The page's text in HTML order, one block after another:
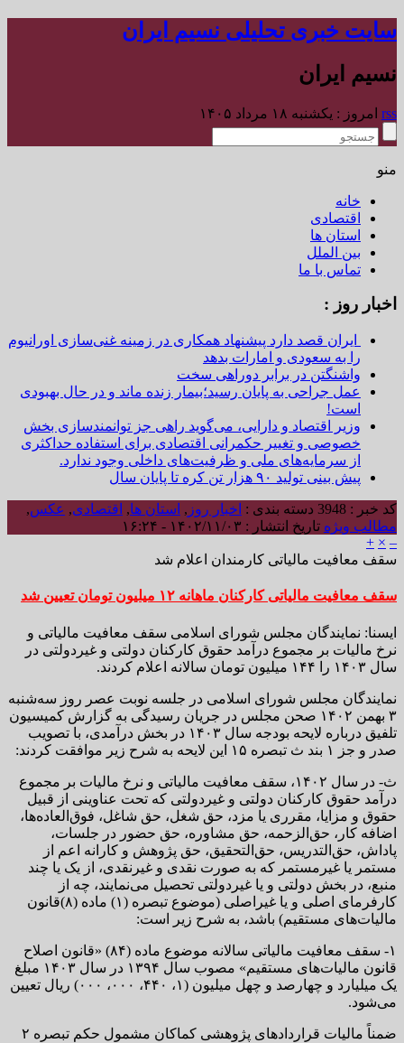
سایت خبری تحلیلی نسیم ایران
نسیم ایران
rss امروز : یکشنبه ۱۸ مرداد ۱۴۰۵
منو
خانه
اقتصادی
استان ها
بین الملل
تماس با ما
اخبار روز :
ایران قصد دارد پیشنهاد همکاری در زمینه غنی‌سازی اورانیوم
را به سعودی و امارات بدهد
واشنگتن در برابر دوراهی سخت
عمل جراحی به پایان رسید؛بیمار زنده ماند و در حال بهبودی
است!
وزیر اقتصاد و دارایی، می‌گوید راهی جز توانمندسازی بخش
خصوصی و تغییر حکمرانی اقتصادی برای استفاده حداکثری
از سرمایه‌های ملی و ظرفیت‌های داخلی وجود ندارد.
پیش بینی تولید ۹۰ هزار تن کره تا پایان سال
کد خبر : 3948 دسته بندی : اخبار روز , استان ها, اقتصادی, عکس,
مطالب ویژه تاریخ انتشار : ۱۴۰۲/۱۱/۰۳ - ۱۶:۲۴
–
×
+
سقف معافیت مالیاتی کارمندان اعلام شد
سقف معافیت مالیاتی کارکنان ماهانه ۱۲ میلیون تومان تعیین شد
ایسنا: نمایندگان مجلس شورای اسلامی سقف معافیت مالیاتی و
نرخ مالیات بر مجموع درآمد حقوق کارکنان دولتی و غیردولتی در
سال ۱۴۰۳ را ۱۴۴ میلیون تومان سالانه اعلام کردند.
نمایندگان مجلس شورای اسلامی در جلسه نوبت عصر روز سه‌شنبه
۳ بهمن ۱۴۰۲ صحن مجلس در جریان رسیدگی به گزارش کمیسیون
تلفیق درباره لایحه بودجه سال ۱۴۰۳ در بخش درآمدی، با تصویب
صدر و جز ۱ بند ث تبصره ۱۵ این لایحه به شرح زیر موافقت کردند:
ث- در سال ۱۴۰۲، سقف معافیت مالیاتی و نرخ مالیات بر مجموع
درآمد حقوق کارکنان دولتی و غیردولتی که تحت عناوینی از قبیل
حقوق و مزایا، مقرری یا مزد، حق شغل، حق شاغل، فوق‌العاده‌ها،
اضافه کار، حق‌الزحمه، حق مشاوره، حق حضور در جلسات،
پاداش، حق‌التدریس، حق‌التحقیق، حق پژوهش و کارانه اعم از
مستمر یا غیرمستمر که به صورت نقدی و غیرنقدی، از یک یا چند
منبع، در بخش دولتی و یا غیردولتی تحصیل می‌نمایند، چه از
کارفرمای اصلی و یا غیراصلی (موضوع تبصره (۱) ماده (۸)قانون
مالیات‌های مستقیم) باشد، به شرح زیر است:
۱- سقف معافیت مالیاتی سالانه موضوع ماده (۸۴) «قانون اصلاح
قانون مالیات‌های مستقیم» مصوب سال ۱۳۹۴ در سال ۱۴۰۳ مبلغ
یک میلیارد و چهارصد و چهل میلیون (۱، ۴۴۰، ۰۰۰، ۰۰۰) ریال تعیین
می‌شود.
ضمناً مالیات قراردادهای پژوهشی کماکان مشمول حکم تبصره ۲